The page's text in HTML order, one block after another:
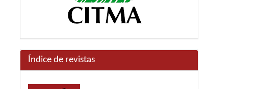
Índice de revistas